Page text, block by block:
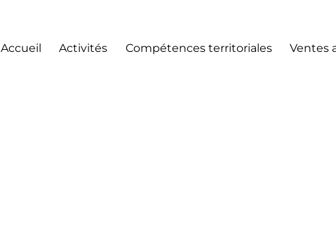
Accueil Activités Compétences territoriales Ventes